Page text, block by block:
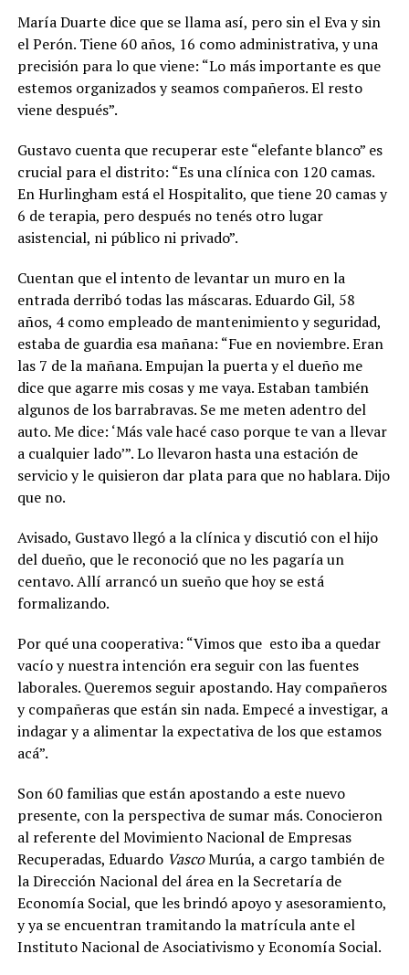
María Duarte dice que se llama así, pero sin el Eva y sin
el Perón. Tiene 60 años, 16 como administrativa, y una
precisión para lo que viene: “Lo más importante es que
estemos organizados y seamos compañeros. El resto
viene después”.
Gustavo cuenta que recuperar este “elefante blanco” es
crucial para el distrito: “Es una clínica con 120 camas.
En Hurlingham está el Hospitalito, que tiene 20 camas y
6 de terapia, pero después no tenés otro lugar
asistencial, ni público ni privado”.
Cuentan que el intento de levantar un muro en la
entrada derribó todas las máscaras. Eduardo Gil, 58
años, 4 como empleado de mantenimiento y seguridad,
estaba de guardia esa mañana: “Fue en noviembre. Eran
las 7 de la mañana. Empujan la puerta y el dueño me
dice que agarre mis cosas y me vaya. Estaban también
algunos de los barrabravas. Se me meten adentro del
auto. Me dice: ‘Más vale hacé caso porque te van a llevar
a cualquier lado’”. Lo llevaron hasta una estación de
servicio y le quisieron dar plata para que no hablara. Dijo
que no.
Avisado, Gustavo llegó a la clínica y discutió con el hijo
del dueño, que le reconoció que no les pagaría un
centavo. Allí arrancó un sueño que hoy se está
formalizando.
Por qué una cooperativa: “Vimos que esto iba a quedar
vacío y nuestra intención era seguir con las fuentes
laborales. Queremos seguir apostando. Hay compañeros
y compañeras que están sin nada. Empecé a investigar, a
indagar y a alimentar la expectativa de los que estamos
acá”.
Son 60 familias que están apostando a este nuevo
presente, con la perspectiva de sumar más. Conocieron
al referente del Movimiento Nacional de Empresas
Recuperadas, Eduardo VascoMurúa, a cargo también de
la Dirección Nacional del área en la Secretaría de
Economía Social, que les brindó apoyo y asesoramiento,
y ya se encuentran tramitando la matrícula ante el
Instituto Nacional de Asociativismo y Economía Social.